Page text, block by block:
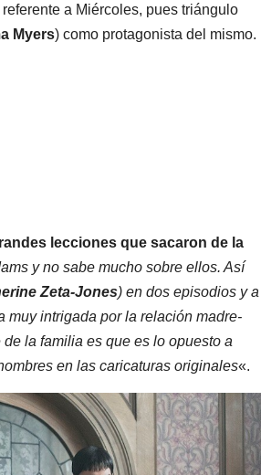
a Miércoles, pues triángulo
Myers) como protagonista del mismo.
lecciones que sacaron de la
y no sabe mucho sobre ellos. Así
Zeta-Jones) en dos episodios y a
muy intrigada por la relación madre-
la familia es que es lo opuesto a
en las caricaturas originales«.